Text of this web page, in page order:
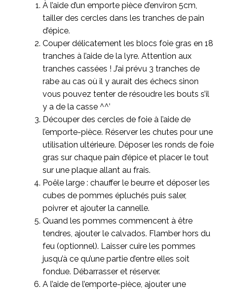
À l’aide d’un emporte pièce d’environ 5cm,
tailler des cercles dans les tranches de pain
d’épice.
Couper délicatement les blocs foie gras en 18
tranches à l’aide de la lyre. Attention aux
tranches cassées ! J’ai prévu 3 tranches de
rabe au cas où il y aurait des échecs sinon
vous pouvez tenter de résoudre les bouts s’il
y a de la casse ^^’
Découper des cercles de foie à l’aide de
l’emporte-pièce. Réserver les chutes pour une
utilisation ultérieure. Déposer les ronds de foie
gras sur chaque pain d’épice et placer le tout
sur une plaque allant au frais.
Poêle large : chauffer le beurre et déposer les
cubes de pommes épluchés puis saler,
poivrer et ajouter la cannelle.
Quand les pommes commencent à être
tendres, ajouter le calvados. Flamber hors du
feu (optionnel). Laisser cuire les pommes
jusqu’à ce qu’une partie d’entre elles soit
fondue. Débarrasser et réserver.
A l’aide de l’emporte-pièce, ajouter une